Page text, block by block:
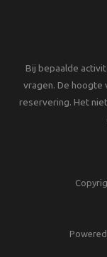
Bij bepaalde
vragen. De hoogte
reservering. Het